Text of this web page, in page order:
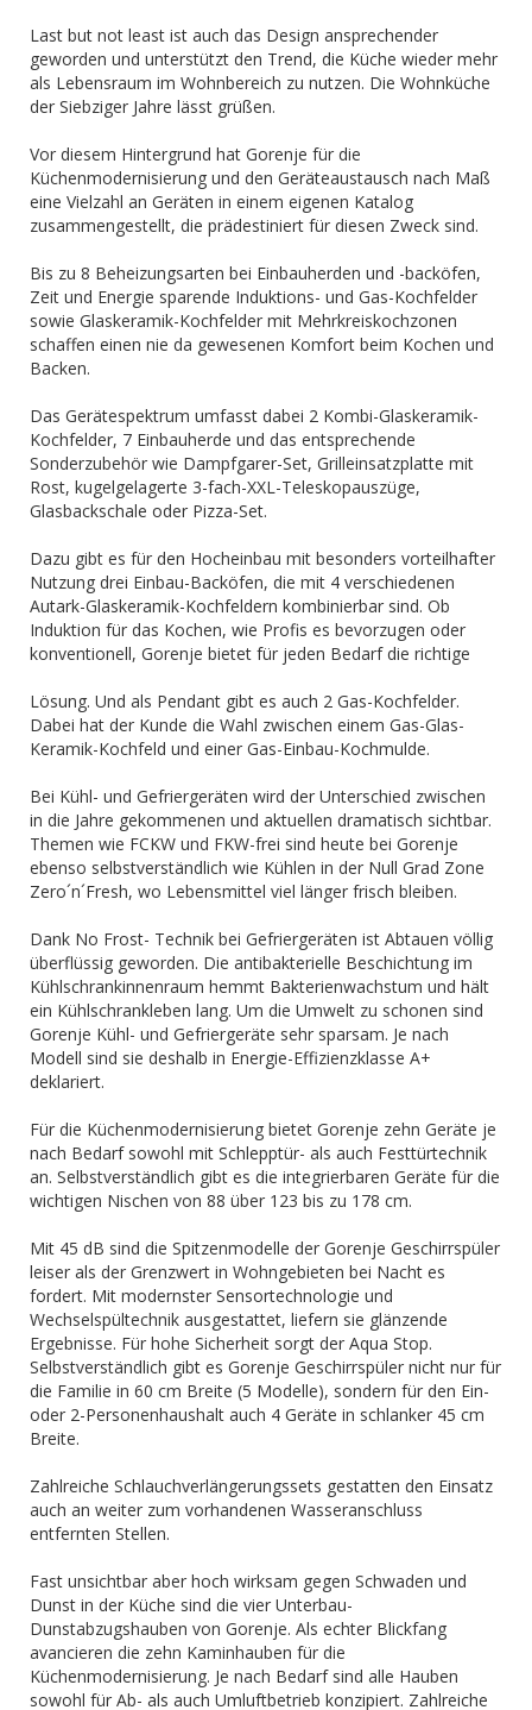
Last but not least ist auch das Design ansprechender
geworden und unterstützt den Trend, die Küche wieder mehr
als Lebensraum im Wohnbereich zu nutzen. Die Wohnküche
der Siebziger Jahre lässt grüßen.
Vor diesem Hintergrund hat Gorenje für die
Küchenmodernisierung und den Geräteaustausch nach Maß
eine Vielzahl an Geräten in einem eigenen Katalog
zusammengestellt, die prädestiniert für diesen Zweck sind.
Bis zu 8 Beheizungsarten bei Einbauherden und -backöfen,
Zeit und Energie sparende Induktions- und Gas-Kochfelder
sowie Glaskeramik-Kochfelder mit Mehrkreiskochzonen
schaffen einen nie da gewesenen Komfort beim Kochen und
Backen.
Das Gerätespektrum umfasst dabei 2 Kombi-Glaskeramik-
Kochfelder, 7 Einbauherde und das entsprechende
Sonderzubehör wie Dampfgarer-Set, Grilleinsatzplatte mit
Rost, kugelgelagerte 3-fach-XXL-Teleskopauszüge,
Glasbackschale oder Pizza-Set.
Dazu gibt es für den Hocheinbau mit besonders vorteilhafter
Nutzung drei Einbau-Backöfen, die mit 4 verschiedenen
Autark-Glaskeramik-Kochfeldern kombinierbar sind. Ob
Induktion für das Kochen, wie Profis es bevorzugen oder
konventionell, Gorenje bietet für jeden Bedarf die richtige
Lösung. Und als Pendant gibt es auch 2 Gas-Kochfelder.
Dabei hat der Kunde die Wahl zwischen einem Gas-Glas-
Keramik-Kochfeld und einer Gas-Einbau-Kochmulde.
Bei Kühl- und Gefriergeräten wird der Unterschied zwischen
in die Jahre gekommenen und aktuellen dramatisch sichtbar.
Themen wie FCKW und FKW-frei sind heute bei Gorenje
ebenso selbstverständlich wie Kühlen in der Null Grad Zone
Zero´n´Fresh, wo Lebensmittel viel länger frisch bleiben.
Dank No Frost- Technik bei Gefriergeräten ist Abtauen völlig
überflüssig geworden. Die antibakterielle Beschichtung im
Kühlschrankinnenraum hemmt Bakterienwachstum und hält
ein Kühlschrankleben lang. Um die Umwelt zu schonen sind
Gorenje Kühl- und Gefriergeräte sehr sparsam. Je nach
Modell sind sie deshalb in Energie-Effizienzklasse A+
deklariert.
Für die Küchenmodernisierung bietet Gorenje zehn Geräte je
nach Bedarf sowohl mit Schlepptür- als auch Festtürtechnik
an. Selbstverständlich gibt es die integrierbaren Geräte für die
wichtigen Nischen von 88 über 123 bis zu 178 cm.
Mit 45 dB sind die Spitzenmodelle der Gorenje Geschirrspüler
leiser als der Grenzwert in Wohngebieten bei Nacht es
fordert. Mit modernster Sensortechnologie und
Wechselspültechnik ausgestattet, liefern sie glänzende
Ergebnisse. Für hohe Sicherheit sorgt der Aqua Stop.
Selbstverständlich gibt es Gorenje Geschirrspüler nicht nur für
die Familie in 60 cm Breite (5 Modelle), sondern für den Ein-
oder 2-Personenhaushalt auch 4 Geräte in schlanker 45 cm
Breite.
Zahlreiche Schlauchverlängerungssets gestatten den Einsatz
auch an weiter zum vorhandenen Wasseranschluss
entfernten Stellen.
Fast unsichtbar aber hoch wirksam gegen Schwaden und
Dunst in der Küche sind die vier Unterbau-
Dunstabzugshauben von Gorenje. Als echter Blickfang
avancieren die zehn Kaminhauben für die
Küchenmodernisierung. Je nach Bedarf sind alle Hauben
sowohl für Ab- als auch Umluftbetrieb konzipiert. Zahlreiche